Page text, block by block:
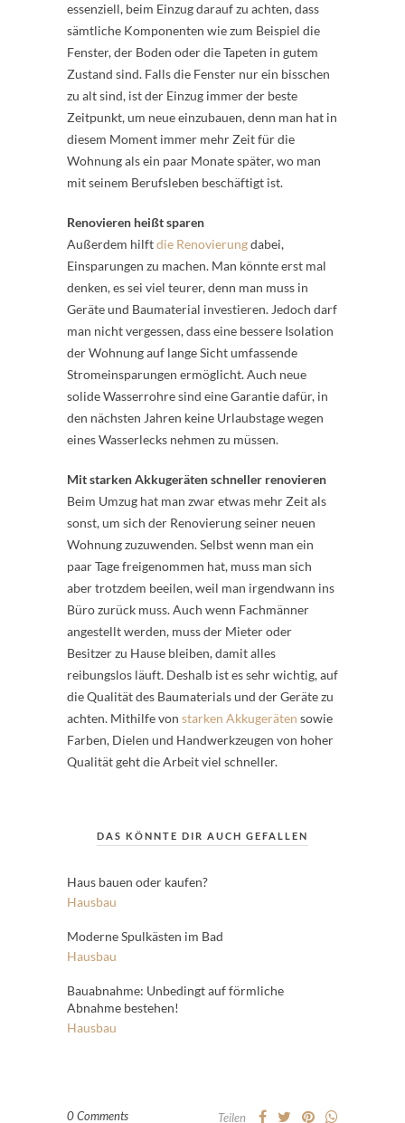
essenziell, beim Einzug darauf zu achten, dass
sämtliche Komponenten wie zum Beispiel die
Fenster, der Boden oder die Tapeten in gutem
Zustand sind. Falls die Fenster nur ein bisschen
zu alt sind, ist der Einzug immer der beste
Zeitpunkt, um neue einzubauen, denn man hat in
diesem Moment immer mehr Zeit für die
Wohnung als ein paar Monate später, wo man
mit seinem Berufsleben beschäftigt ist.
Renovieren heißt sparen
Außerdem hilftdie Renovierungdabei,
Einsparungen zu machen. Man könnte erst mal
denken, es sei viel teurer, denn man muss in
Geräte und Baumaterial investieren. Jedoch darf
man nicht vergessen, dass eine bessere Isolation
der Wohnung auf lange Sicht umfassende
Stromeinsparungen ermöglicht. Auch neue
solide Wasserrohre sind eine Garantie dafür, in
den nächsten Jahren keine Urlaubstage wegen
eines Wasserlecks nehmen zu müssen.
Mit starken Akkugeräten schneller renovieren
Beim Umzug hat man zwar etwas mehr Zeit als
sonst, um sich der Renovierung seiner neuen
Wohnung zuzuwenden. Selbst wenn man ein
paar Tage freigenommen hat, muss man sich
aber trotzdem beeilen, weil man irgendwann ins
Büro zurück muss. Auch wenn Fachmänner
angestellt werden, muss der Mieter oder
Besitzer zu Hause bleiben, damit alles
reibungslos läuft. Deshalb ist es sehr wichtig, auf
die Qualität des Baumaterials und der Geräte zu
achten. Mithilfe von starken Akkugeräten sowie
Farben, Dielen und Handwerkzeugen von hoher
Qualität geht die Arbeit viel schneller.
DAS KÖNNTE DIR AUCH GEFALLEN
Haus bauen oder kaufen?
Hausbau
Moderne Spulkästen im Bad
Hausbau
Bauabnahme: Unbedingt auf förmliche
Abnahme bestehen!
Hausbau
0 Comments Teilen